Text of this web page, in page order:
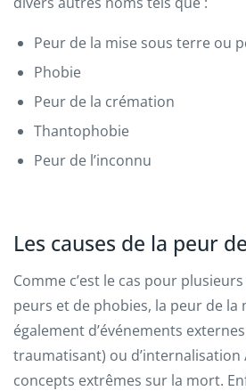
Peur de la mise sous terre ou
Phobie
Peur de la crémation
Thantophobie
Peur de l’inconnu
Les causes de la peur
Comme c’est le cas pour
peurs et de phobies, la peur de
également d’événements
traumatisant) ou
concepts extrêmes sur la mort.